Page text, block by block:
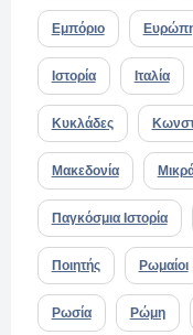
Εμπόριο
Ιστορία Ιταλία
Κυκλάδες
Μακεδονία
Παγκόσμια Ιστορία
Ποιητής Ρωμαίοι
Ρωσία Ρώμη